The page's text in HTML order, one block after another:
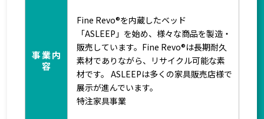
事業内
容
Fine Revo®を内蔵したベッド
「ASLEEP」を始め、様々な商品を製造・
販売しています。Fine Revo®は長期耐久
素材でありながら、リサイクル可能な素
材です。 ASLEEPは多くの家具販売店様で
展示が進んでいます。
特注家具事業